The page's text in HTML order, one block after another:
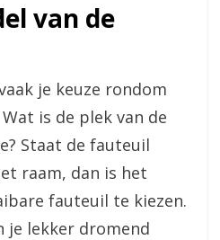
van de
je keuze rondom
is de plek van de
Staat de fauteuil
raam, dan is het
fauteuil te kiezen.
je lekker dromend